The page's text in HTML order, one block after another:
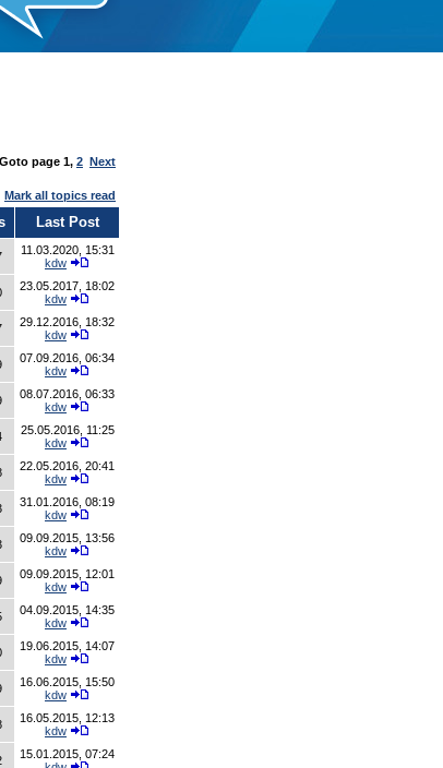
Goto page 1, 2 Next
Mark all topics read
Last Post
11.03.2020, 15:31
kdw
23.05.2017, 18:02
kdw
29.12.2016, 18:32
kdw
07.09.2016, 06:34
kdw
08.07.2016, 06:33
kdw
25.05.2016, 11:25
kdw
22.05.2016, 20:41
kdw
31.01.2016, 08:19
kdw
09.09.2015, 13:56
kdw
09.09.2015, 12:01
kdw
04.09.2015, 14:35
kdw
19.06.2015, 14:07
kdw
16.06.2015, 15:50
kdw
16.05.2015, 12:13
kdw
15.01.2015, 07:24